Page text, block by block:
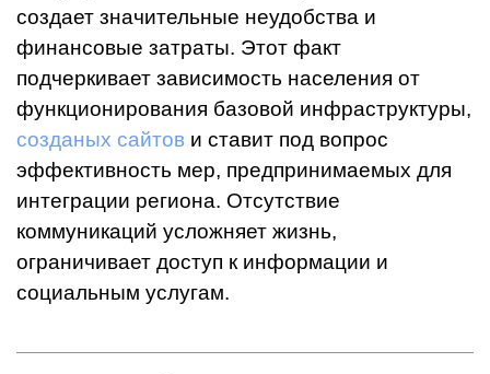
создает значительные неудобства и
финансовые затраты. Этот факт
подчеркивает зависимость населения от
функционирования базовой инфраструктуры,
созданых сайтов и ставит под вопрос
эффективность мер, предпринимаемых для
интеграции региона. Отсутствие
коммуникаций усложняет жизнь,
ограничивает доступ к информации и
социальным услугам.